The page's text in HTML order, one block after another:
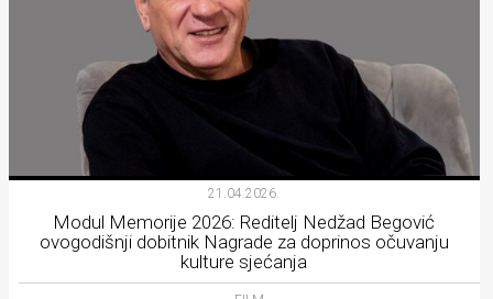
21.04.2026.
Modul Memorije 2026: Reditelj Nedžad Begović
ovogodišnji dobitnik Nagrade za doprinos očuvanju
kulture sjećanja